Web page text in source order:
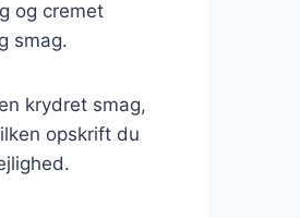
og cremet
smag.
krydret smag,
opskrift du